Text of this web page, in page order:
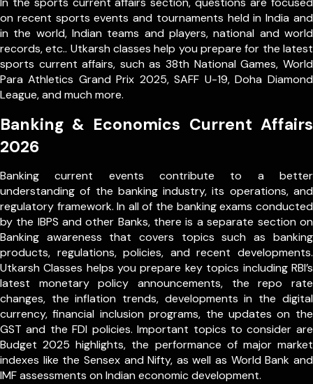
on recent sports events and tournaments held in India and
in the world, Indian teams and players, national and world
records, etc.. Utkarsh classes help you prepare for the latest
sports current affairs, such as 38th National Games, World
Para Athletics Grand Prix 2025, SAFF U-19, Doha Diamond
League, and much more.
Banking & Economics Current Affairs
2026
Banking current events contribute to a better
understanding of the banking industry, its operations, and
regulatory framework. In all of the banking exams conducted
by the IBPS and other Banks, there is a separate section on
Banking awareness that covers topics such as banking
products, regulations, policies, and recent developments.
Utkarsh Classes helps you prepare key topics including RBI’s
latest monetary policy announcements, the repo rate
changes, the inflation trends, developments in the digital
currency, financial inclusion programs, the updates on the
GST and the FDI policies. Important topics to consider are
Budget 2025 highlights, the performance of major market
indexes like the Sensex and Nifty, as well as World Bank and
IMF assessments on Indian economic development.